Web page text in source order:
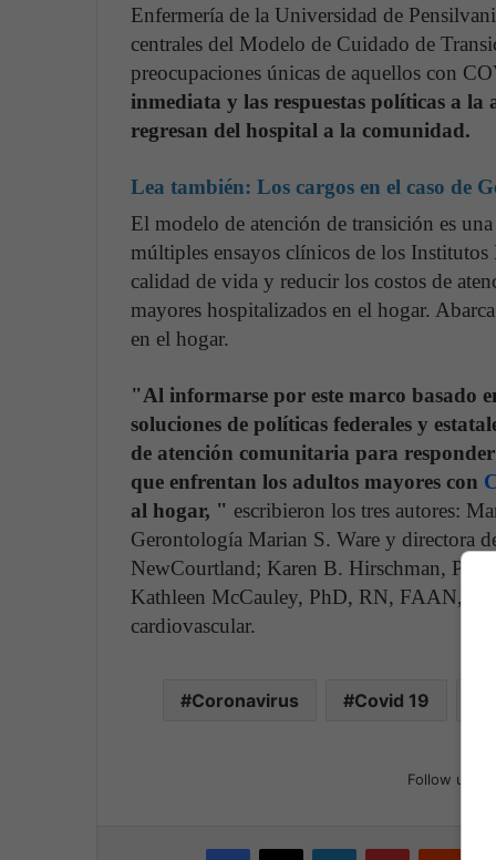
Enfermería de la Universidad de
centrales del Modelo de Cuidado de
preocupaciones únicas de aquellos con
inmediata y las respuestas políticas a
regresan del hospital a la comunidad.
Lea también: Los cargos en el caso de
El modelo de atención de transición es
múltiples ensayos clínicos de los
calidad de vida y reducir los costos de
mayores hospitalizados en el hogar.
en el hogar.
"Al informarse por este marco basado
soluciones de políticas federales y
de atención comunitaria para
que enfrentan los adultos mayores con
al hogar, " escribieron los tres autores:
Gerontología Marian S. Ware y directora
NewCourtland; Karen B. Hirschman,
Kathleen McCauley, PhD, RN, FAAN,
cardiovascular.
Coronavirus Covid 19
Follow us